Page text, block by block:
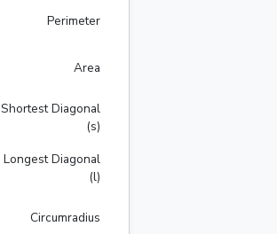
Perimeter
Area
Shortest Diagonal
(s)
Longest Diagonal
(l)
Circumradius